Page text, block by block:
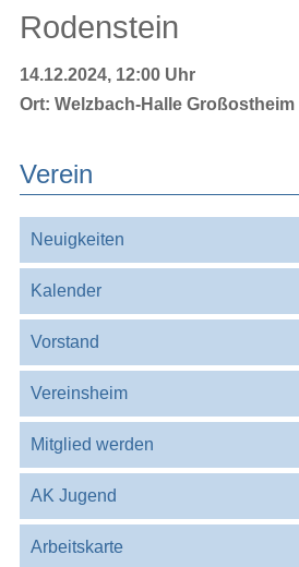
Rodenstein
14.12.2024, 12:00 Uhr
Ort: Welzbach-Halle Großostheim
Verein
überspringen
Neuigkeiten
Kalender
Vorstand
Vereinsheim
Mitglied werden
AK Jugend
Arbeitskarte